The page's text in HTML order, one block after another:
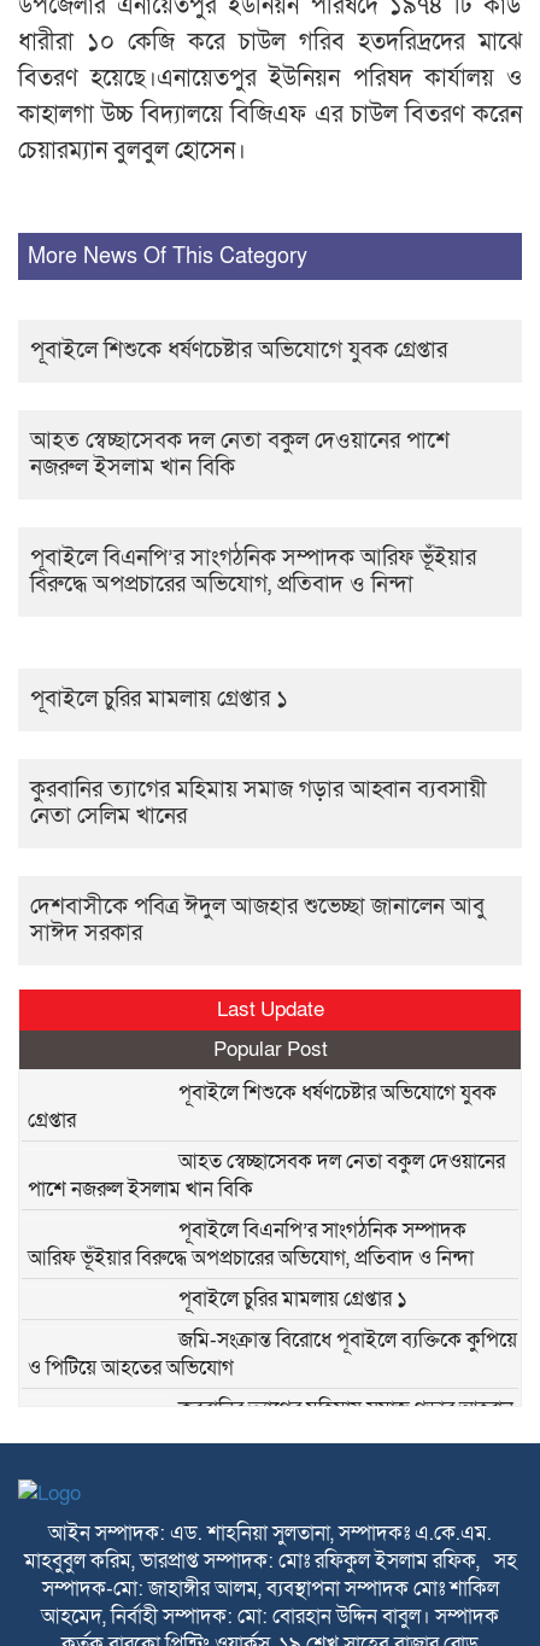
ধারীরা ১০ কেজি করে চাউল গরিব হতদরিদ্রদের মাঝে
বিতরণ হয়েছে।এনায়েতপুর ইউনিয়ন পরিষদ কার্যালয় ও
কাহালগা উচ্চ বিদ্যালয়ে বিজিএফ এর চাউল বিতরণ করেন
চেয়ারম্যান বুলবুল হোসেন।
More News Of This Category
পূবাইলে শিশুকে ধর্ষণচেষ্টার অভিযোগে যুবক গ্রেপ্তার
আহত স্বেচ্ছাসেবক দল নেতা বকুল দেওয়ানের পাশে
নজরুল ইসলাম খান বিকি
পূবাইলে বিএনপি’র সাংগঠনিক সম্পাদক আরিফ ভূঁইয়ার
বিরুদ্ধে অপপ্রচারের অভিযোগ, প্রতিবাদ ও নিন্দা
পূবাইলে চুরির মামলায় গ্রেপ্তার ১
কুরবানির ত্যাগের মহিমায় সমাজ গড়ার আহ্বান ব্যবসায়ী
নেতা সেলিম খানের
দেশবাসীকে পবিত্র ঈদুল আজহার শুভেচ্ছা জানালেন আবু
সাঈদ সরকার
Last Update
Popular Post
পূবাইলে শিশুকে ধর্ষণচেষ্টার অভিযোগে যুবক
গ্রেপ্তার
আহত স্বেচ্ছাসেবক দল নেতা বকুল দেওয়ানের
পাশে নজরুল ইসলাম খান বিকি
পূবাইলে বিএনপি’র সাংগঠনিক সম্পাদক
আরিফ ভূঁইয়ার বিরুদ্ধে অপপ্রচারের অভিযোগ, প্রতিবাদ ও নিন্দা
পূবাইলে চুরির মামলায় গ্রেপ্তার ১
জমি-সংক্রান্ত বিরোধে পূবাইলে ব্যক্তিকে কুপিয়ে
ও পিটিয়ে আহতের অভিযোগ
কুরবানির ত্যাগের মহিমায় সমাজ গড়ার আহ্বান
ব্যবসায়ী নেতা সেলিম খানের
জানালেন আবু সাঈদ সরকার
পূবাইলবাসীকে ঈদুল আজহার শুভেচ্ছা
জানালেন বিএনপি নেতা রাশেদ মোল্লা
আইন সম্পাদক: এড. শাহনিয়া সুলতানা, সম্পাদকঃ এ.কে.এম.
মাহবুবুল করিম, ভারপ্রাপ্ত সম্পাদক: মোঃ রফিকুল ইসলাম রফিক, সহ
সম্পাদক-মো: জাহাঙ্গীর আলম, ব্যবস্থাপনা সম্পাদক মোঃ শাকিল
আহমেদ, নির্বাহী সম্পাদক: মো: বোরহান উদ্দিন বাবুল। সম্পাদক